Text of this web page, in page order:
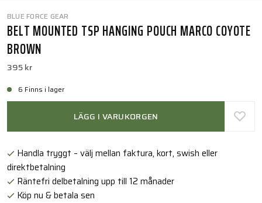
BLUE FORCE GEAR
BELT MOUNTED TSP HANGING POUCH MARCO COYOTE
BROWN
395 kr
6 Finns i lager
LÄGG I VARUKORGEN
Handla tryggt – välj mellan faktura, kort, swish eller
direktbetalning
Räntefri delbetalning upp till 12 månader
Köp nu & betala sen